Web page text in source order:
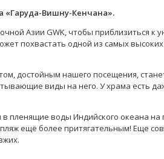
«Гаруда-Вишну-Кенчана».
Азии GWK, чтобы приблизиться к
похвастать одной из самых
достойным нашего посещения,
виды на него. У храма есть
пленящие воды Индийского океана
ещё более притягательным! Еще